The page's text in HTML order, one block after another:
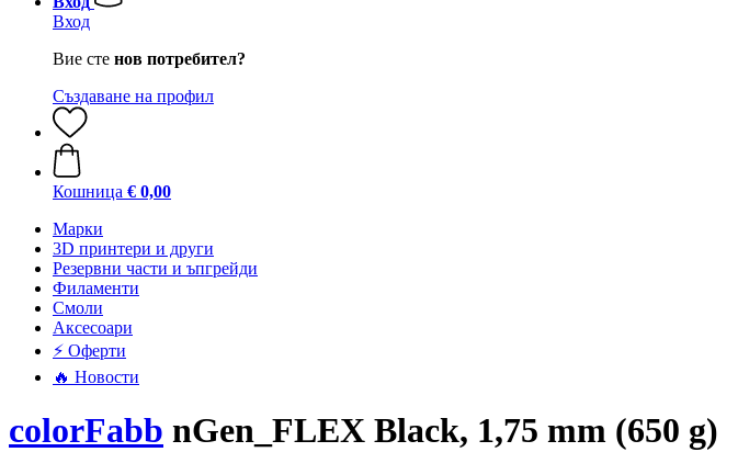
Вход
Вие сте нов потребител?
Създаване на профил
Кошница € 0,00
Mарки
3D принтери и други
Резервни части и ъпгрейди
Филаменти
Смоли
Аксесоари
⚡ Оферти
🔥 Новости
colorFabb nGen_FLEX Black, 1,75 mm (650 g)